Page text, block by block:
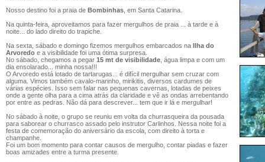
Nosso destino foi a praia de Bombinhas , em Santa Catarina.
Na quinta-feira, aproveitamos para fazer mergulhos de praia ... à tarde e à
noite... do lado direito do trapiche.
Na sexta, sábado e domingo fizemos mergulhos embarcados na Ilha do
Arvoredo e a visibilidade foi uma ótima surpresa.
No sábado, chegamos a pegar 15 mt de visibilidade , água limpa e com um
dia ensolarado... minha nossa!!!
O Arvoredo está lotado de tartarugas... é difícil mergulhar sem cruzar com
alguma. Vimos também cavalo-marinho, mirikitis, diversos cardumes de
várias espécies. Isso sem falar nas pequenas cavernas, lotadas de peixes
onde a gente olha para a cima atrás da claridade e vê as ondas arrebentando
por entre as pedras. Não dá para descrever... tem que ir lá e mergulhar!
No sábado à noite, o grupo se reuniu em volta da churrasqueira da pousada
para saborear o churrasco assado pelo instrutor Carlinhos. Nessa noite foi a
festa de comemoração do aniversário da escola, com direito à torta e
champanhe.
Foi um bom momento para contar causos de mergulho, contar piadas e fazer
boas amizades entre a turma presente.